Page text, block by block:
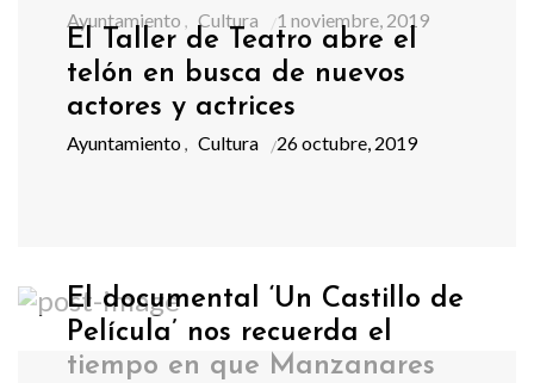
Ayuntamiento , Cultura 1 noviembre, 2019
El Taller de Teatro abre el
telón en busca de nuevos
actores y actrices
Ayuntamiento, Cultura 26 octubre, 2019
El documental ‘Un Castillo de
Película’ nos recuerda el
tiempo en que Manzanares